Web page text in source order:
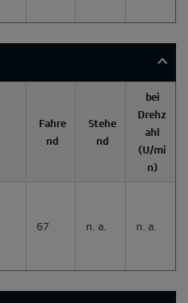
Fahre
nd
Stehe
nd
bei
Drehz
ahl
(U/mi
n)
67 n. a. n. a.